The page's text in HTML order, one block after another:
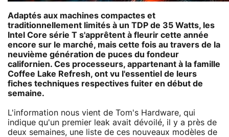
Adaptés aux machines compactes et
traditionnellement limités à un TDP de 35 Watts, les
Intel Core série T s'apprêtent à fleurir cette année
encore sur le marché, mais cette fois au travers de la
neuvième génération de puces du fondeur
californien. Ces processeurs, appartenant à la famille
Coffee Lake Refresh, ont vu l'essentiel de leurs
fiches techniques respectives fuiter en début de
semaine.
L'information nous vient de Tom's Hardware, qui
indique qu'un premier leak avait dévoilé, il y a près de
deux semaines, une liste de ces nouveaux modèles de